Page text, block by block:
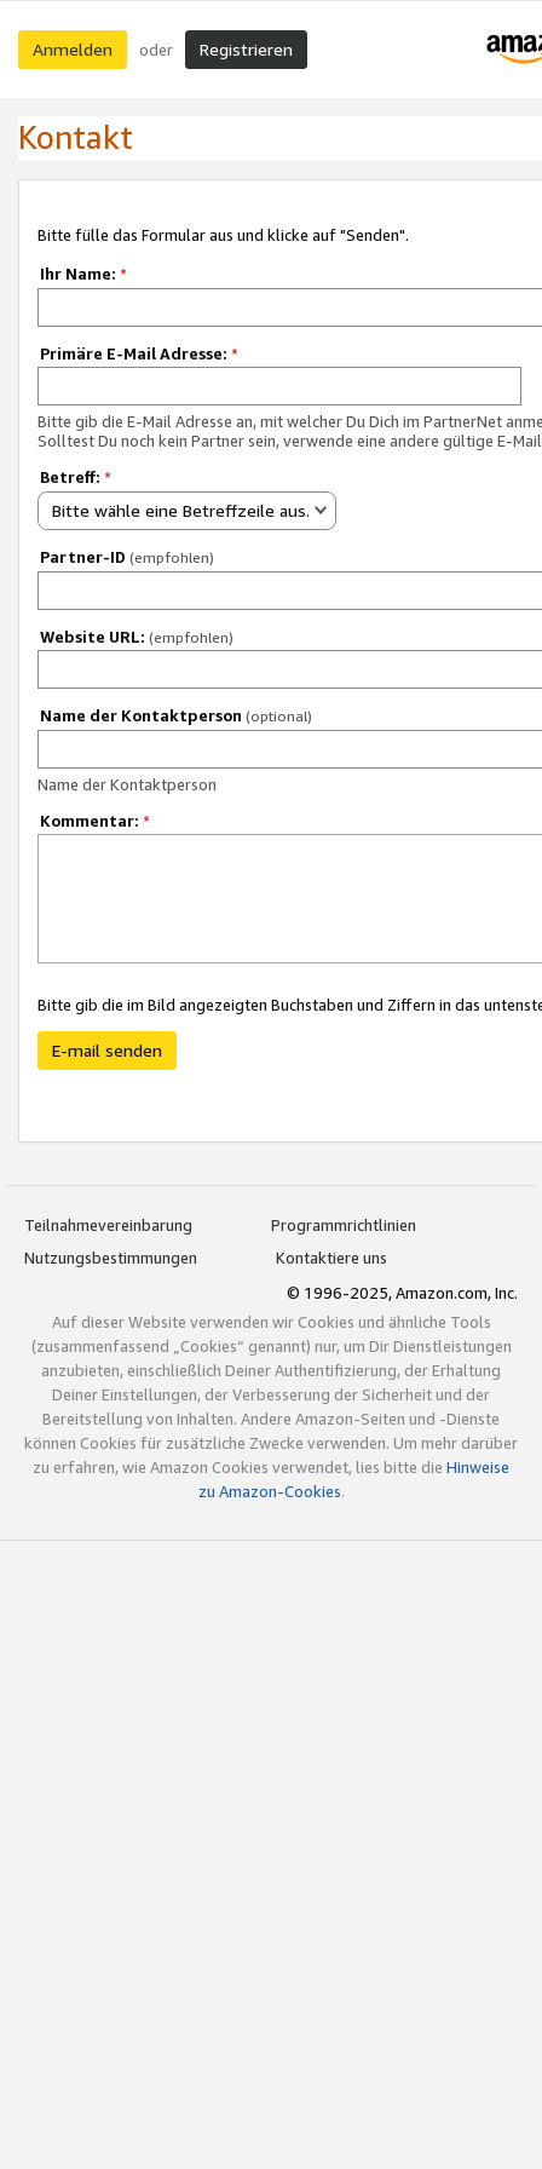
Anmelden oder Registrieren
Kontakt
Bitte fülle das Formular aus und klicke auf "Senden".
Ihr Name: *
Primäre E-Mail Adresse: *
Bitte gib die E-Mail Adresse an, mit welcher Du Dich im PartnerNet
Solltest Du noch kein Partner sein, verwende eine andere gültige E-
Betreff: *
Bitte wähle eine Betreffzeile aus.
Partner-ID (empfohlen)
Website URL: (empfohlen)
Name der Kontaktperson (optional)
Name der Kontaktperson
Kommentar: *
Bitte gib die im Bild angezeigten Buchstaben und Ziffern in das
E-mail senden
Teilnahmevereinbarung
Programmrichtlinien
Nutzungsbestimmungen
Kontaktiere uns
© 1996-2025, Amazon.com, Inc.
Auf dieser Website verwenden wir Cookies und ähnliche Tools
(zusammenfassend „Cookies“ genannt) nur, um Dir Dienstleistungen
anzubieten, einschließlich Deiner Authentifizierung, der Erhaltung
Deiner Einstellungen, der Verbesserung der Sicherheit und der
Bereitstellung von Inhalten. Andere Amazon-Seiten und -Dienste
können Cookies für zusätzliche Zwecke verwenden. Um mehr darüber
zu erfahren, wie Amazon Cookies verwendet, lies bitte die Hinweise
zu Amazon-Cookies.